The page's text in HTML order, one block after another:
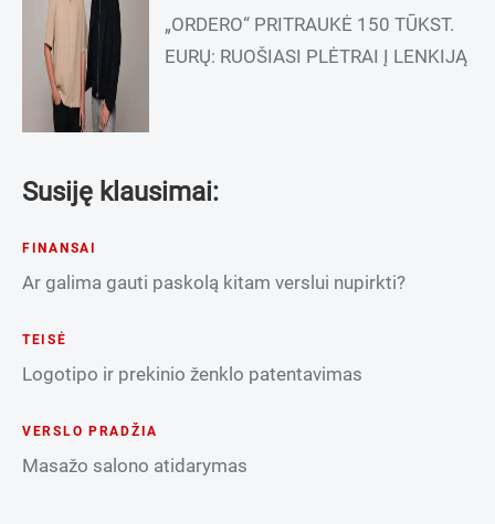
„ORDERO“ PRITRAUKĖ 150 TŪKST.
EURŲ: RUOŠIASI PLĖTRAI Į LENKIJĄ
Susiję klausimai:
FINANSAI
Ar galima gauti paskolą kitam verslui nupirkti?
TEISĖ
Logotipo ir prekinio ženklo patentavimas
VERSLO PRADŽIA
Masažo salono atidarymas